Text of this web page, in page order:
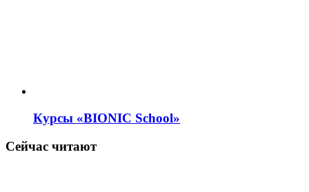
Курсы «BIONIC School»
Сейчас читают